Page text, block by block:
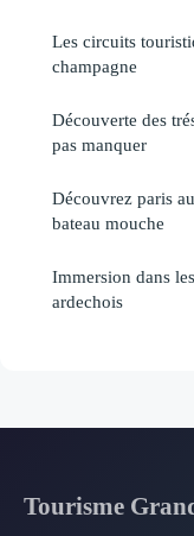
Les circuits
champagne
Découverte des
pas manquer
Découvrez paris
bateau mouche
Immersion dans
ardechois
Tourisme